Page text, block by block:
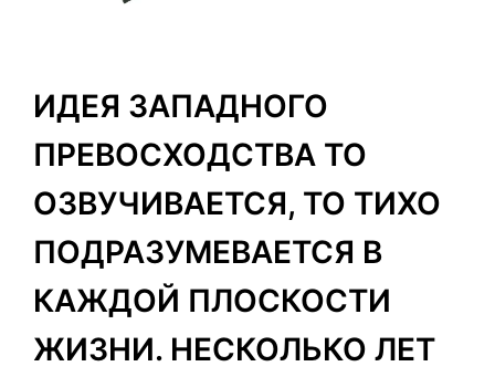
ИДЕЯ ЗАПАДНОГО
ПРЕВОСХОДСТВА ТО
ОЗВУЧИВАЕТСЯ, ТО ТИХО
ПОДРАЗУМЕВАЕТСЯ В
КАЖДОЙ ПЛОСКОСТИ
ЖИЗНИ. НЕСКОЛЬКО ЛЕТ